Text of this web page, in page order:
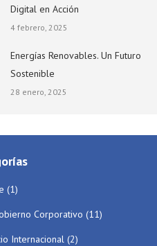
Digital en Acción
4 febrero, 2025
Energías Renovables. Un Futuro
Sostenible
28 enero, 2025
(1)
Corporativo (11)
Internacional (2)